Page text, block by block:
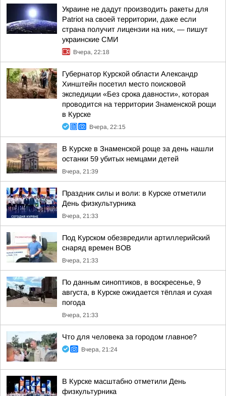
Украине не дадут производить ракеты для
Patriot на своей территории, даже если
страна получит лицензии на них, — пишут
украинские СМИ
Вчера, 22:18
Губернатор Курской области Александр
Хинштейн посетил место поисковой
экспедиции «Без срока давности», которая
проводится на территории Знаменской рощи
в Курске
Вчера, 22:15
В Курске в Знаменской роще за день нашли
останки 59 убитых немцами детей
Вчера, 21:39
Праздник силы и воли: в Курске отметили
День физкультурника
Вчера, 21:33
Под Курском обезвредили артиллерийский
снаряд времен ВОВ
Вчера, 21:33
По данным синоптиков, в воскресенье, 9
августа, в Курске ожидается тёплая и сухая
погода
Вчера, 21:33
Что для человека за городом главное?
Вчера, 21:24
В Курске масштабно отметили День
физкультурника